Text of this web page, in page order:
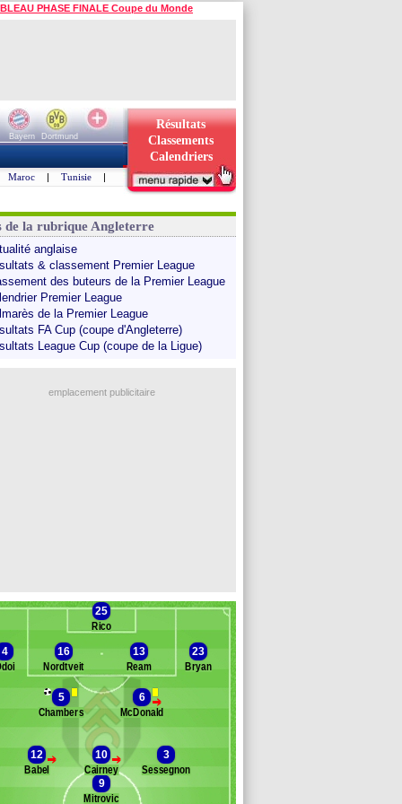
PHASE FINALE Coupe du Monde
Bayern
Dortmund
Résultats
Classements
Calendriers
Maroc | Tunisie |
de la rubrique Angleterre
anglaise
& classement Premier League
des buteurs de la Premier League
Premier League
de la Premier League
FA Cup (coupe d'Angleterre)
League Cup (coupe de la Ligue)
emplacement publicitaire
Banc des remplaçants
25
Rico
4
16
Nordtveit
13
Ream
23
Bryan
5
Chambers
>
6
McDonald
>
12
Babel
>
10
Cairney
3
Sessegnon
9
Mitrovic